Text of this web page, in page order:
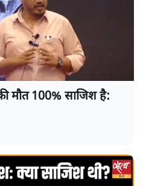
मौत 100% साजिश है: